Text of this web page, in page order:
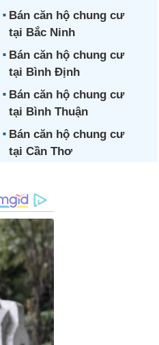
Bán căn hộ chung cư
tại Bắc Ninh
Bán căn hộ chung cư
tại Bình Định
Bán căn hộ chung cư
tại Bình Thuận
Bán căn hộ chung cư
tại Cần Thơ